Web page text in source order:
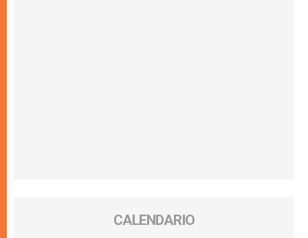
CALENDARIO